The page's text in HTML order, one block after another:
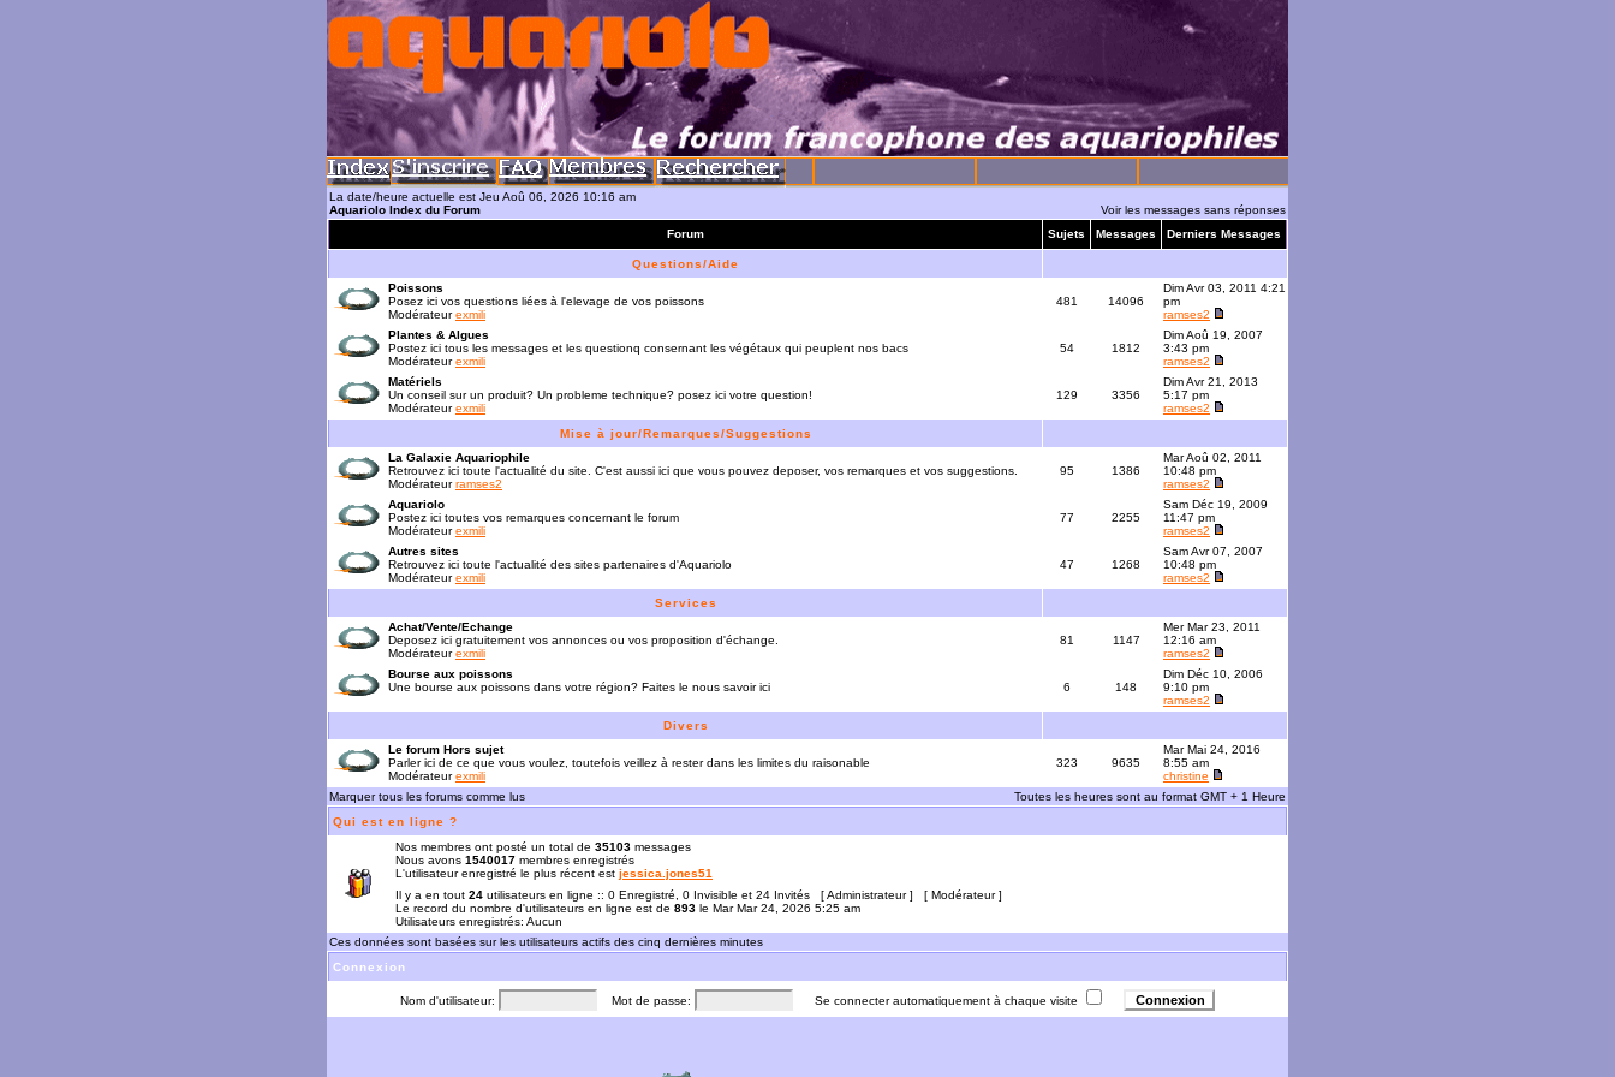
La date/heure actuelle est Jeu Aoû 06, 2026 10:16 am
Aquariolo Index du Forum
Voir les messages sans réponses
Forum
Sujets Messages Derniers Messages
Questions/Aide
Poissons
Posez ici vos questions liées à l'elevage de vos poissons
Modérateurexmili
481 14096
Dim Avr 03, 2011 4:21
pm
ramses2
Plantes & Algues
Postez ici tous les messages et les questionq consernant les végétaux qui peuplent nos bacs
Modérateurexmili
54 1812
Dim Aoû 19, 2007
3:43 pm
ramses2
Matériels
Un conseil sur un produit? Un probleme technique? posez ici votre question!
Modérateurexmili
129 3356
Dim Avr 21, 2013
5:17 pm
ramses2
Mise à jour/Remarques/Suggestions
La Galaxie Aquariophile
Retrouvez ici toute l'actualité du site. C'est aussi ici que vous pouvez deposer, vos remarques et vos suggestions.
Modérateurramses2
95 1386
Mar Aoû 02, 2011
10:48 pm
ramses2
Aquariolo
Postez ici toutes vos remarques concernant le forum
Modérateurexmili
77 2255
Sam Déc 19, 2009
11:47 pm
ramses2
Autres sites
Retrouvez ici toute l'actualité des sites partenaires d'Aquariolo
Modérateurexmili
47 1268
Sam Avr 07, 2007
10:48 pm
ramses2
Services
Achat/Vente/Echange
Deposez ici gratuitement vos annonces ou vos proposition d'échange.
Modérateurexmili
81 1147
Mer Mar 23, 2011
12:16 am
ramses2
Bourse aux poissons
Une bourse aux poissons dans votre région? Faites le nous savoir ici
6 148
Dim Déc 10, 2006
9:10 pm
ramses2
Divers
Le forum Hors sujet
Parler ici de ce que vous voulez, toutefois veillez à rester dans les limites du raisonable
Modérateurexmili
323 9635
Mar Mai 24, 2016
8:55 am
christine
Marquer tous les forums comme lus
Toutes les heures sont au format GMT + 1 Heure
Qui est en ligne ?
Nos membres ont posté un total de 35103 messages
Nous avons 1540017 membres enregistrés
L'utilisateur enregistré le plus récent est jessica.jones51
Il y a en tout 24 utilisateurs en ligne :: 0 Enregistré, 0 Invisible et 24 Invités [Administrateur] [ Modérateur]
Le record du nombre d'utilisateurs en ligne est de 893 le Mar Mar 24, 2026 5:25 am
Utilisateurs enregistrés: Aucun
Ces données sont basées sur les utilisateurs actifs des cinq dernières minutes
Connexion
Nom d'utilisateur: Mot de passe: Se connecter automatiquement à chaque visite